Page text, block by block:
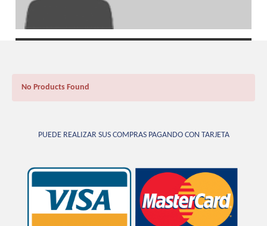
No Products Found
PUEDE REALIZAR SUS COMPRAS PAGANDO CON TARJETA